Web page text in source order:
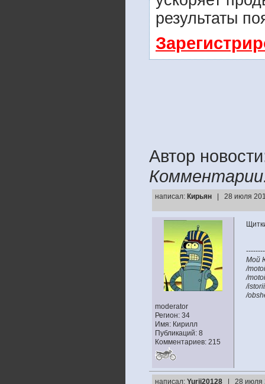
результаты
Автор
написал: Кирьян | 28 июля
moderator
Регион: 34
Имя: Кирилл
Публикаций: 8
Комментариев: 215
Мой
/
/
/
/
написал: Yurii20128 | 28